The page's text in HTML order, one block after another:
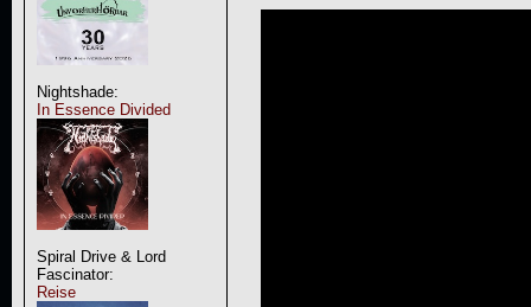
Nightshade:
In Essence Divided
Spiral Drive & Lord
Fascinator:
Reise